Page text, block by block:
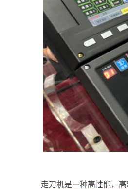
走刀机是一种高性能，